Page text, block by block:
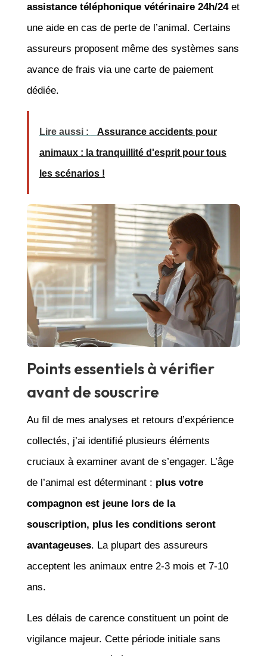
assistance téléphonique vétérinaire 24h/24et
une aide en cas de perte de l’animal. Certains
assureurs proposent même des systèmes sans
avance de frais via une carte de paiement
dédiée.
Lire aussi : Assurance accidents pour
animaux : la tranquillité d'esprit pour tous
les scénarios !
Points essentiels à vérifier
avant de souscrire
Au fil de mes analyses et retours d’expérience
collectés, j’ai identifié plusieurs éléments
cruciaux à examiner avant de s’engager. L’âge
de l’animal est déterminant : plus votre
compagnon est jeune lors de la
souscription, plus les conditions seront
avantageuses. La plupart des assureurs
acceptent les animaux entre 2-3 mois et 7-10
ans.
Les délais de carence constituent un point de
vigilance majeur. Cette période initiale sans